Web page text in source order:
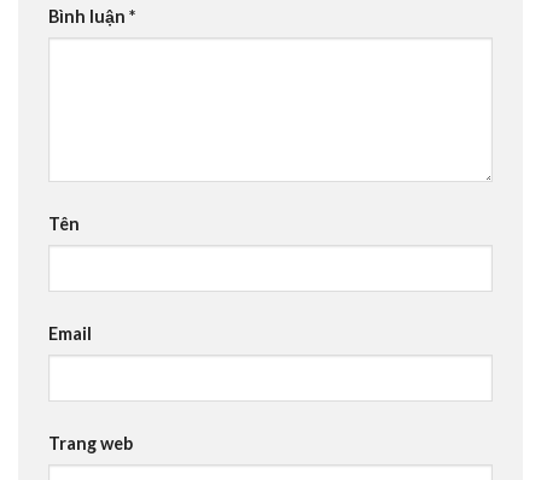
Bình luận *
Tên
Email
Trang web